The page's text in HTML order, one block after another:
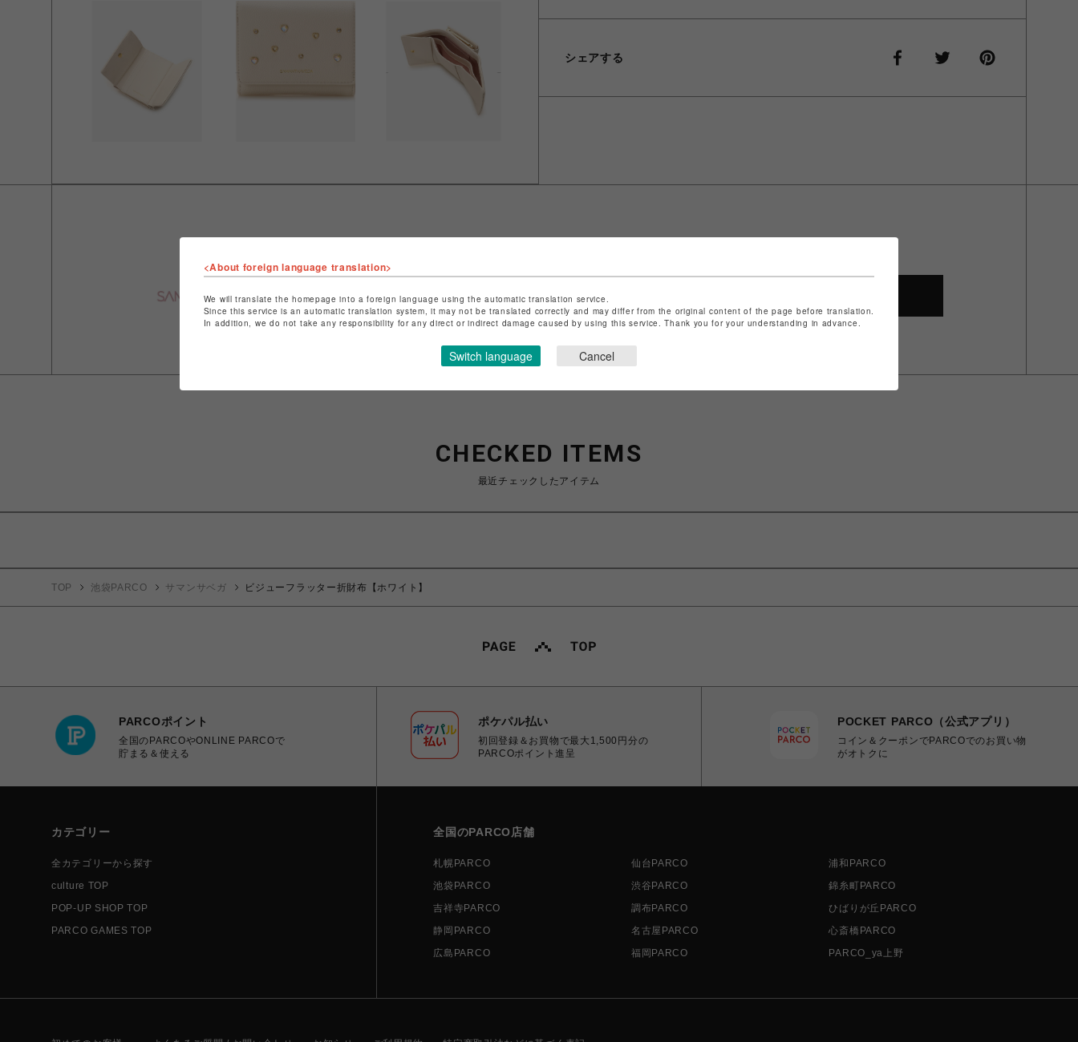
シェアする
店舗名
池袋PARCO
特定商取引法など法令に基づく表記はこちら
CHECKED ITEMS
最近チェックしたアイテム
TOP 池袋PARCO サマンサベガ ビジューフラッター折財布【ホワイト】
PARCOポイント
全国のPARCOやONLINE PARCOで
貯まる＆使える
ポケパル払い
初回登録＆お買物で最大1,500円分の
PARCOポイント進呈
POCKET PARCO（公式アプリ）
コイン＆クーポンでPARCOでのお買い物
がオトクに
カテゴリー
全カテゴリーから探す
culture TOP
POP-UP SHOP TOP
PARCO GAMES TOP
全国のPARCO店舗
札幌PARCO 仙台PARCO
浦和PARCO
池袋PARCO
渋谷PARCO
錦糸町PARCO
吉祥寺PARCO
調布PARCO
ひばりが丘PARCO
静岡PARCO
名古屋PARCO
心斎橋PARCO
広島PARCO
福岡PARCO PARCO_ya上野
<About foreign language translation>
We will translate the homepage into a foreign language using the automatic translation service.
Since this service is an automatic translation system, it may not be translated correctly and may differ from the original content of the page before translation.
In addition, we do not take any responsibility for any direct or indirect damage caused by using this service. Thank you for your understanding in advance.
Switch language Cancel